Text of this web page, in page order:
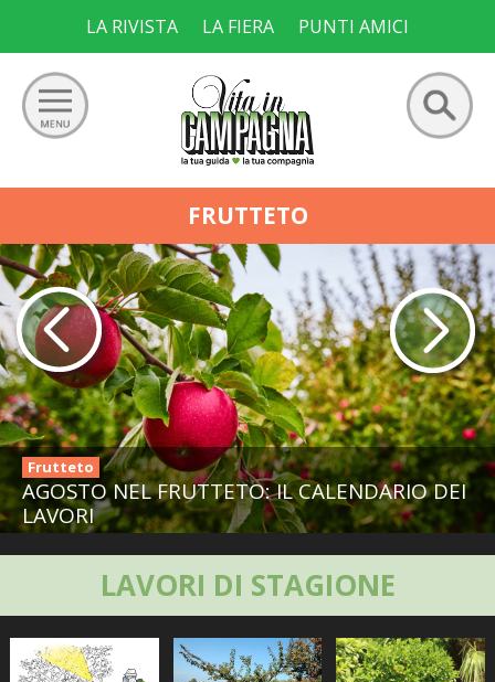
content
LA RIVISTA LA FIERA PUNTI AMICI
ORTO
FRUTTETO
VIGNETO
ALLEVAMENTI
BIODIVERSITÀ
CUCINA
PRODOTTI
FARFALLE DELLA CAMPAGNA
FRUTTETO
Frutteto
AGOSTO NEL FRUTTETO: IL CALENDARIO DEI
LAVORI
LAVORI DI STAGIONE